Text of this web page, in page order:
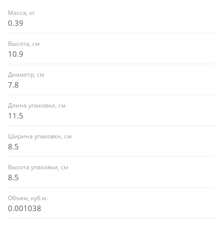
Масса, кг
0.39
Высота, см
10.9
Диаметр, см
7.8
Длина упаковки, см
11.5
Ширина упаковки, см
8.5
Высота упаковки, см
8.5
Объем, куб.м.
0.001038